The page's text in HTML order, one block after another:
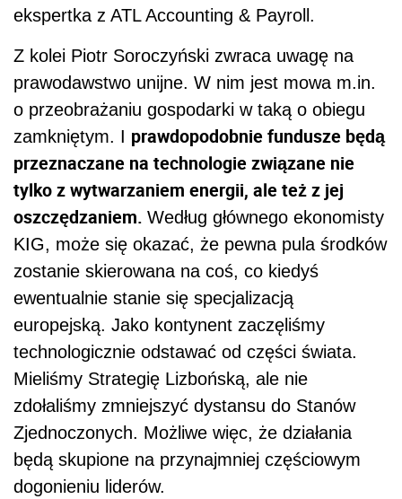
ekspertka z ATL Accounting & Payroll.
Z kolei Piotr Soroczyński zwraca uwagę na
prawodawstwo unijne. W nim jest mowa m.in.
o przeobrażaniu gospodarki w taką o obiegu
zamkniętym. I prawdopodobnie fundusze będą
przeznaczane na technologie związane nie
tylko z wytwarzaniem energii, ale też z jej
oszczędzaniem. Według głównego ekonomisty
KIG, może się okazać, że pewna pula środków
zostanie skierowana na coś, co kiedyś
ewentualnie stanie się specjalizacją
europejską. Jako kontynent zaczęliśmy
technologicznie odstawać od części świata.
Mieliśmy Strategię Lizbońską, ale nie
zdołaliśmy zmniejszyć dystansu do Stanów
Zjednoczonych. Możliwe więc, że działania
będą skupione na przynajmniej częściowym
dogonieniu liderów.